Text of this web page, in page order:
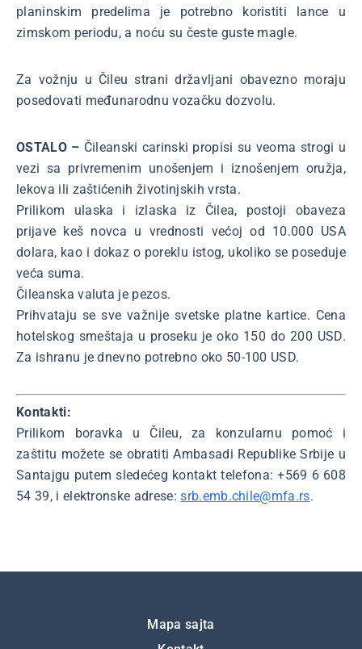
planinskim predelima je potrebno koristiti lance u
zimskom periodu, a noću su česte guste magle.
Za vožnju u Čileu strani državljani obavezno moraju
posedovati međunarodnu vozačku dozvolu.
OSTALO – Čileanski carinski propisi su veoma strogi u
vezi sa privremenim unošenjem i iznošenjem oružja,
lekova ili zaštićenih životinjskih vrsta.
Prilikom ulaska i izlaska iz Čilea, postoji obaveza
prijave keš novca u vrednosti većoj od 10.000 USA
dolara, kao i dokaz o poreklu istog, ukoliko se poseduje
veća suma.
Čileanska valuta je pezos.
Prihvataju se sve važnije svetske platne kartice. Cena
hotelskog smeštaja u proseku je oko 150 do 200 USD.
Za ishranu je dnevno potrebno oko 50-100 USD.
Kontakti:
Prilikom boravka u Čileu, za konzularnu pomoć i
zaštitu možete se obratiti Ambasadi Republike Srbije u
Santajgu putem sledećeg kontakt telefona: +569 6 608
54 39, i elektronske adrese:srb.emb.chile@mfa.rs.
Mapa sajta